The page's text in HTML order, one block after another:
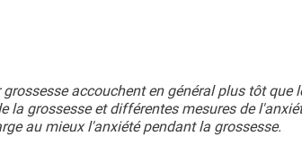
accouchent en général plus tôt que
la grossesse et différentes mesures de
au mieux l'anxiété pendant la grossesse.